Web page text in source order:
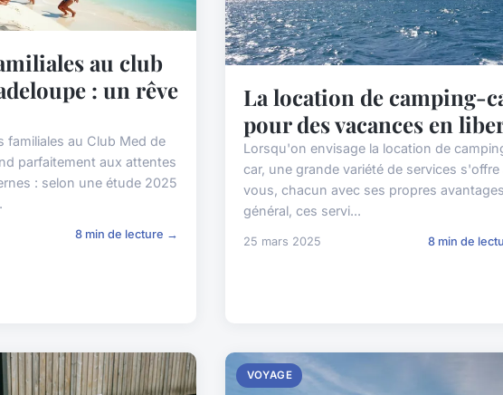
au club
: un rêve
familiales au Club Med de
parfaitement aux attentes
: selon une étude 2025
8 min de lecture →
La location de camping-
pour des vacances en
Lorsqu'on envisage la location de
car, une grande variété de services s'offre
vous, chacun avec ses propres
général, ces servi...
25 mars 2025 8 min de
VOYAGE